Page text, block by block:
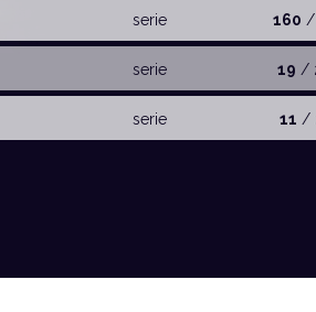
serie 160 /
serie 19 /
serie 11 /